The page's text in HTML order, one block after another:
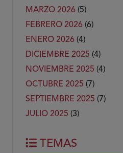
MARZO 2026 (5)
FEBRERO 2026 (6)
ENERO 2026 (4)
DICIEMBRE 2025 (4)
NOVIEMBRE 2025 (4)
OCTUBRE 2025 (7)
SEPTIEMBRE 2025 (7)
JULIO 2025 (3)
TEMAS